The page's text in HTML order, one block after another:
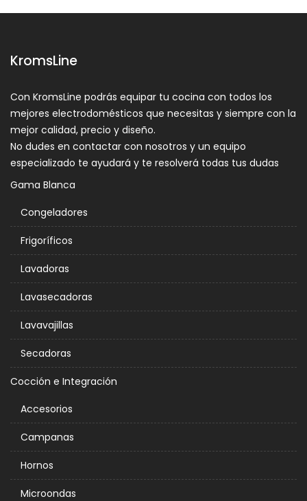
KromsLine
Con KromsLine podrás equipar tu cocina con todos los
mejores electrodomésticos que necesitas y siempre con la
mejor calidad, precio y diseño.
No dudes en contactar con nosotros y un equipo
especializado te ayudará y te resolverá todas tus dudas
Gama Blanca
Congeladores
Frigoríficos
Lavadoras
Lavasecadoras
Lavavajillas
Secadoras
Cocción e Integración
Accesorios
Campanas
Hornos
Microondas